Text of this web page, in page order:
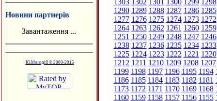
Новини партнерів
Завантаження ...
Ю.Молодій © 2000-2015
1303 1302 1301 1300 1299 1298
1290 1289 1288 1287 1286 1285
1277 1276 1275 1274 1273 1272
1264 1263 1262 1261 1260 1259
1251 1250 1249 1248 1247 1246
1238 1237 1236 1235 1234 1233
1225 1224 1223 1222 1221 1220
1212 1211 1210 1209 1208 1207
1199 1198 1197 1196 1195 1194
1186 1185 1184 1183 1182 1181
1173 1172 1171 1170 1169 1168
1160 1159 1158 1157 1156 1155